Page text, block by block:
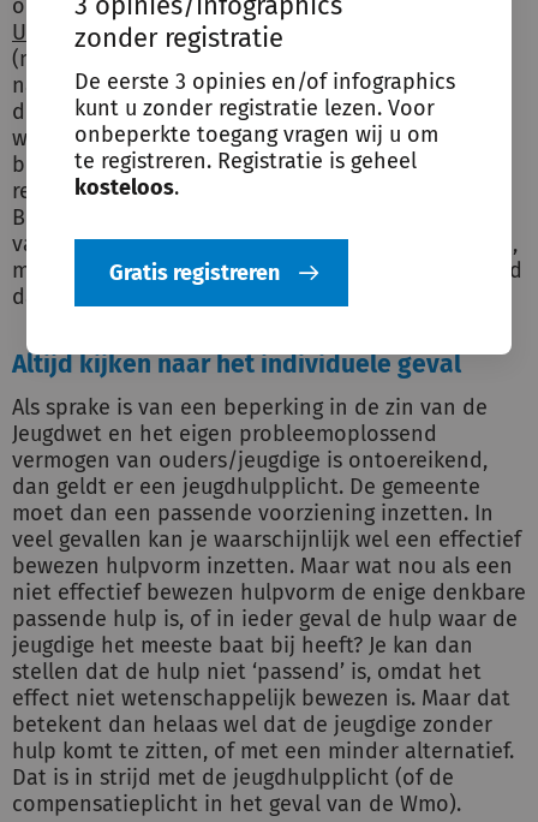
zonder registratie
De eerste 3 opinies en/of infographics
kunt u zonder registratie lezen. Voor
onbeperkte toegang vragen wij u om
te registreren. Registratie is geheel
kosteloos.
Gratis registreren
onderzoeken van deErasmus Universiteit
Universiteit Utrecht. Maar hoe zit het met andere
(nog) niet effectief bewezen hulpvormen? Er zijn
namelijk genoeg voorbeelden van voorzieningen
die onder het begrip jeugdhulp vallen, maar
waarvan de effectiviteit niet wetenschappelijk
bewezen is. Zo krijgen wij in onze helpdesk
regelmatig vragen over dat soort voorzieningen.
Bijvoorbeeld over bepaalde vaktherapieën. Een
vaak terugkerende voorziening is paardentherapie,
maar ook zwemmen met dolfijnen is een voorbeeld
dat in onze helpdesk voorbijkwam.
Altijd kijken naar het individuele geval
Als sprake is van een beperking in de zin van de
Jeugdwet en het eigen probleemoplossend
vermogen van ouders/jeugdige is ontoereikend,
dan geldt er een jeugdhulpplicht. De gemeente
moet dan een passende voorziening inzetten. In
veel gevallen kan je waarschijnlijk wel een effectief
bewezen hulpvorm inzetten. Maar wat nou als een
niet effectief bewezen hulpvorm de enige denkbare
passende hulp is, of in ieder geval de hulp waar de
jeugdige het meeste baat bij heeft? Je kan dan
stellen dat de hulp niet ‘passend’ is, omdat het
effect niet wetenschappelijk bewezen is. Maar dat
betekent dan helaas wel dat de jeugdige zonder
hulp komt te zitten, of met een minder alternatief.
Dat is in strijd met de jeugdhulpplicht (of de
compensatieplicht in het geval van de Wmo).